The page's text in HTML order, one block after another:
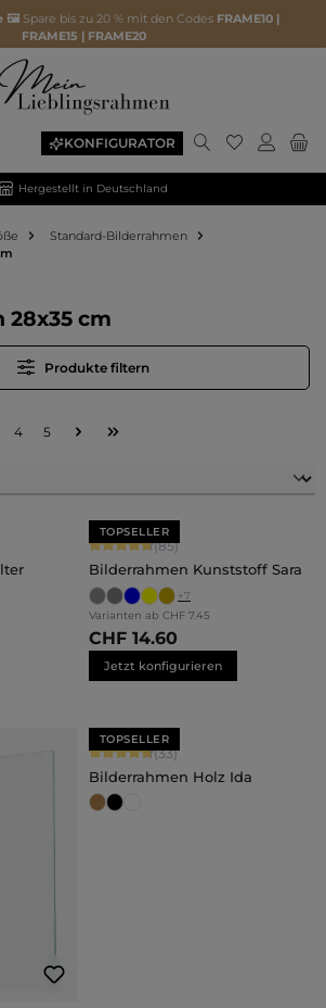
🖼️ Spare bis zu 20 % mit den Codes FRAME10 |
FRAME15 | FRAME20
KONFIGURATOR Du hast 0
Hergestellt in Deutschland
Standard-Bilderrahmen
28x35 cm
Produkte filtern
Seite
4 Seite
5
von 4.84 von 5 Sternen
TOPSELLER
Durchschnittliche Bewertung von
(85)
Bilderrahmen Kunststoff Sara
+7
Varianten ab CHF 7.45
CHF 14.60
Jetzt konfigurieren
TOPSELLER
Durchschnittliche Bewertung von
(33)
Bilderrahmen Holz Ida